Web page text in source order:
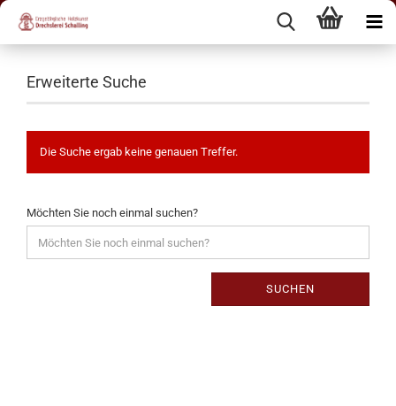
Erweiterte Suche
Die Suche ergab keine genauen Treffer.
Möchten Sie noch einmal suchen?
SUCHEN